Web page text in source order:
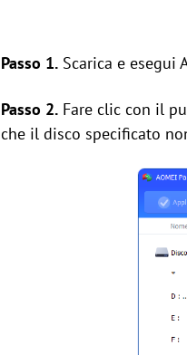
Passo 1. Scarica e esegui
Passo 2. Fare clic con il
che il disco specificato